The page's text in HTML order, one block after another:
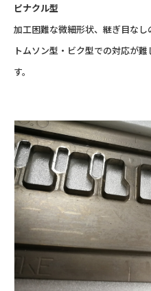
ピナクル型
加工困難な微細形状、継ぎ目なし
トムソン型・ビク型での対応が
す。